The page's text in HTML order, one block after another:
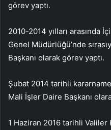
görev yaptı.
2010-2014 yılları arasında
Genel Müdürlüğü’nde
Başkanı olarak görev yaptı.
Şubat 2014 tarihli
Mali İşler Daire Başkanı
1 Haziran 2016 tarihli